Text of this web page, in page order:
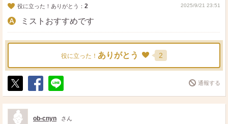
役に立った！ありがとう： 2 2025/9/21 23:51
ミストおすすめです
役に立った！ ありがとう 2
ポ
ス
ト
シ
ェ
送
る
通報する
ob-cnyn さん